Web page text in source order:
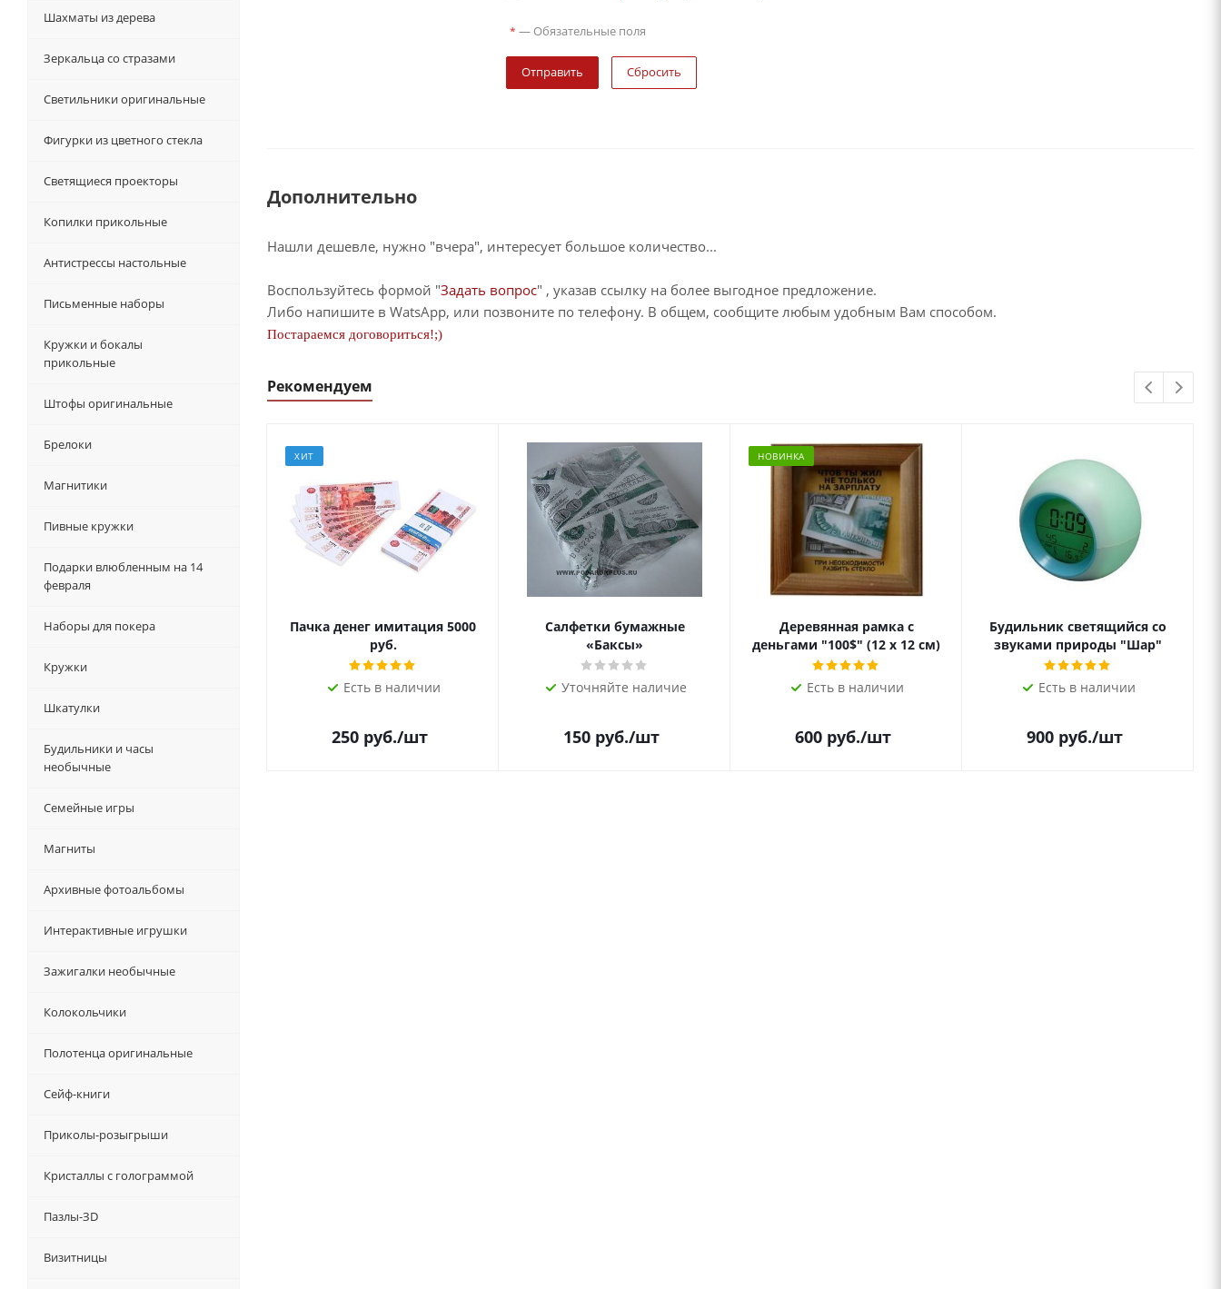
* — Обязательные поля
Сбросить
Дополнительно
Нашли дешевле, нужно "вчера", интересует большое количество...
Воспользуйтесь формой "Задать вопрос" , указав ссылку на более выгодное предложение.
Либо напишите в WatsApp, или позвоните по телефону. В общем, сообщите любым удобным Вам способом.
Постараемся договориться!;)
Рекомендуем
ХИТ
Пачка денег имитация 5000
руб.
Есть в наличии
250 руб./шт
Салфетки бумажные
«Баксы»
Уточняйте наличие
150 руб./шт
НОВИНКА
Деревянная рамка с
деньгами "100$" (12 х 12 см)
Есть в наличии
600 руб./шт
Будильник светящийся со
звуками природы "Шар"
Есть в наличии
900 руб./шт
Шахматы из дерева
Зеркальца со стразами
Светильники оригинальные
Фигурки из цветного стекла
Светящиеся проекторы
Копилки прикольные
Антистрессы настольные
Письменные наборы
Кружки и бокалы
прикольные
Штофы оригинальные
Брелоки
Магнитики
Пивные кружки
Подарки влюбленным на 14
февраля
Наборы для покера
Кружки
Шкатулки
Будильники и часы
необычные
Семейные игры
Магниты
Архивные фотоальбомы
Интерактивные игрушки
Зажигалки необычные
Колокольчики
Полотенца оригинальные
Сейф-книги
Приколы-розыгрыши
Кристаллы с голограммой
Пазлы-ЗD
Визитницы